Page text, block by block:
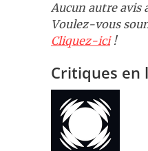
Aucun autre avis
Voulez-vous
Cliquez-ici!
Critiques en